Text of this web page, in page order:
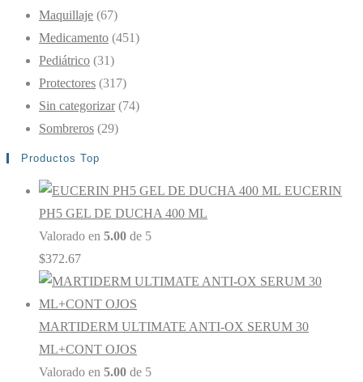
Maquillaje (67)
Medicamento (451)
Pediátrico (31)
Protectores (317)
Sin categorizar (74)
Sombreros (29)
Productos Top
EUCERIN
PH5 GEL DE DUCHA 400 ML
Valorado en 5.00 de 5
$372.67
MARTIDERM ULTIMATE ANTI-OX SERUM 30
ML+CONT OJOS
Valorado en 5.00 de 5